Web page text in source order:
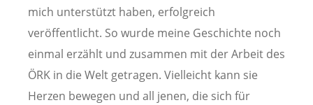
mich unterstützt haben, erfolgreich
veröffentlicht. So wurde meine Geschichte noch
einmal erzählt und zusammen mit der Arbeit des
ÖRK in die Welt getragen. Vielleicht kann sie
Herzen bewegen und all jenen, die sich für